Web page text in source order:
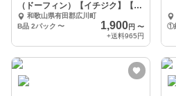
（ドーフィン）【イチジク】【無
花果】
和歌山県有田郡広川町
B品 2パック 〜 1,900円 〜
+送料965円